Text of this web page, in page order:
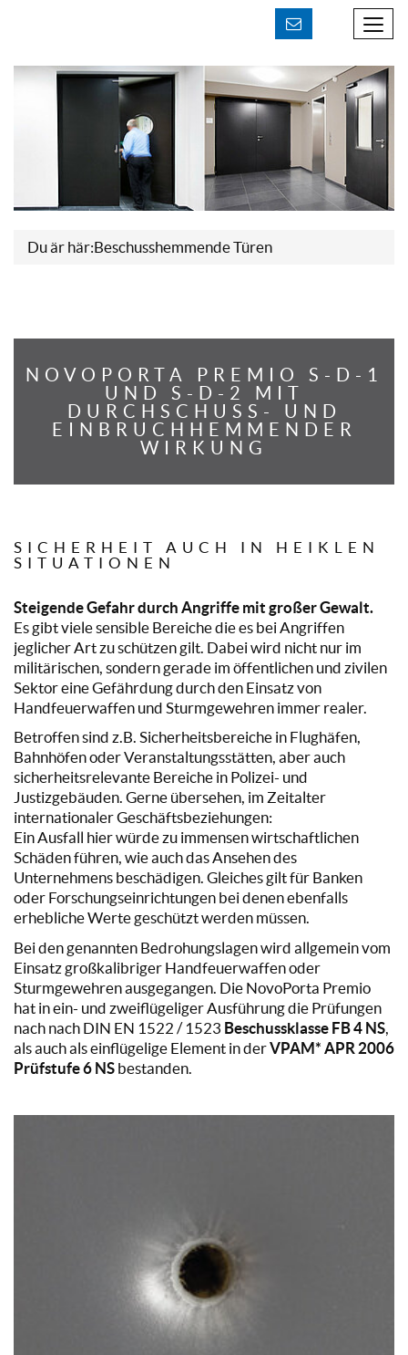
Du är här:Beschusshemmende Türen
NOVOPORTA PREMIO S-D-1
UND S-D-2 MIT
DURCHSCHUSS- UND
EINBRUCHHEMMENDER
WIRKUNG
SICHERHEIT AUCH IN HEIKLEN
SITUATIONEN
Steigende Gefahr durch Angriffe mit großer Gewalt.
Es gibt viele sensible Bereiche die es bei Angriffen
jeglicher Art zu schützen gilt. Dabei wird nicht nur im
militärischen, sondern gerade im öffentlichen und zivilen
Sektor eine Gefährdung durch den Einsatz von
Handfeuerwaffen und Sturmgewehren immer realer.
Betroffen sind z.B. Sicherheitsbereiche in Flughäfen,
Bahnhöfen oder Veranstaltungsstätten, aber auch
sicherheitsrelevante Bereiche in Polizei- und
Justizgebäuden. Gerne übersehen, im Zeitalter
internationaler Geschäftsbeziehungen:
Ein Ausfall hier würde zu immensen wirtschaftlichen
Schäden führen, wie auch das Ansehen des
Unternehmens beschädigen. Gleiches gilt für Banken
oder Forschungseinrichtungen bei denen ebenfalls
erhebliche Werte geschützt werden müssen.
Bei den genannten Bedrohungslagen wird allgemein vom
Einsatz großkalibriger Handfeuerwaffen oder
Sturmgewehren ausgegangen. Die NovoPorta Premio
hat in ein- und zweiflügeliger Ausführung die Prüfungen
nach nach DIN EN 1522 / 1523 Beschussklasse FB 4 NS
als auch als einflügelige Element in derVPAM* APR 2006
Prüfstufe 6 NS bestanden.